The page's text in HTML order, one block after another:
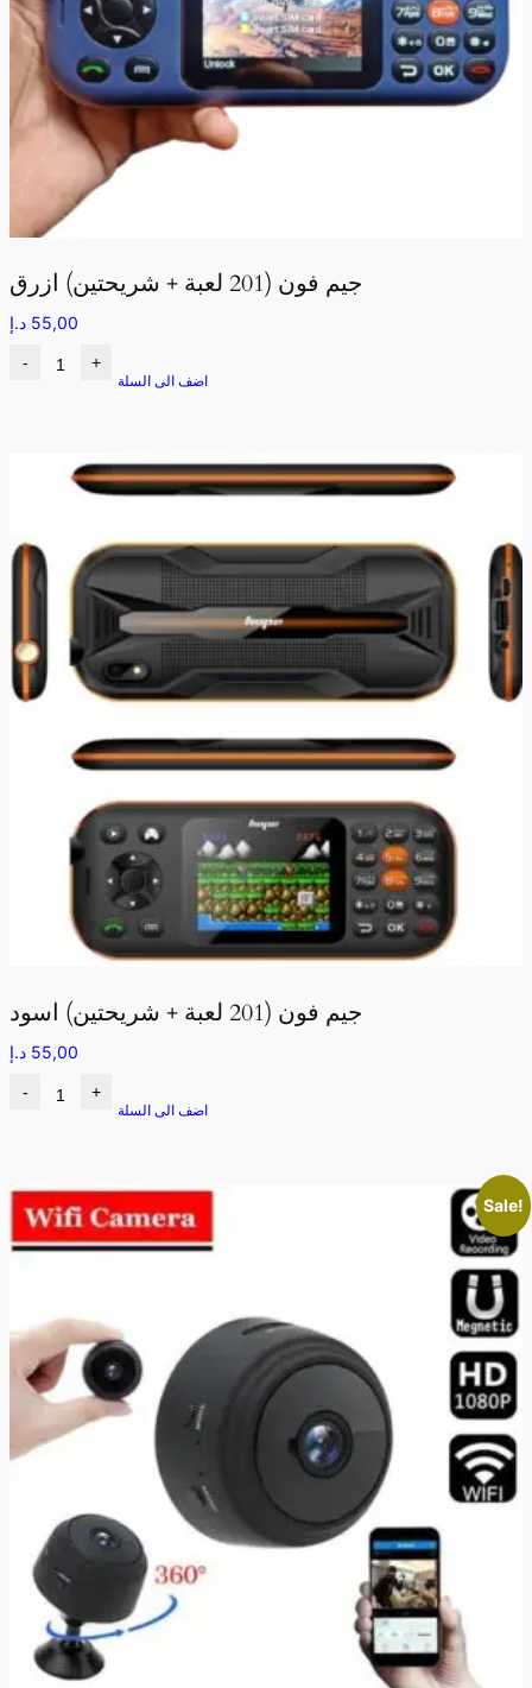
جيم فون (201 لعبة + شريحتين) ازرق
55,00 د.إ
- +
اضف الى السلة
جيم فون (201 لعبة + شريحتين) اسود
55,00 د.إ
- +
اضف الى السلة
Sale!